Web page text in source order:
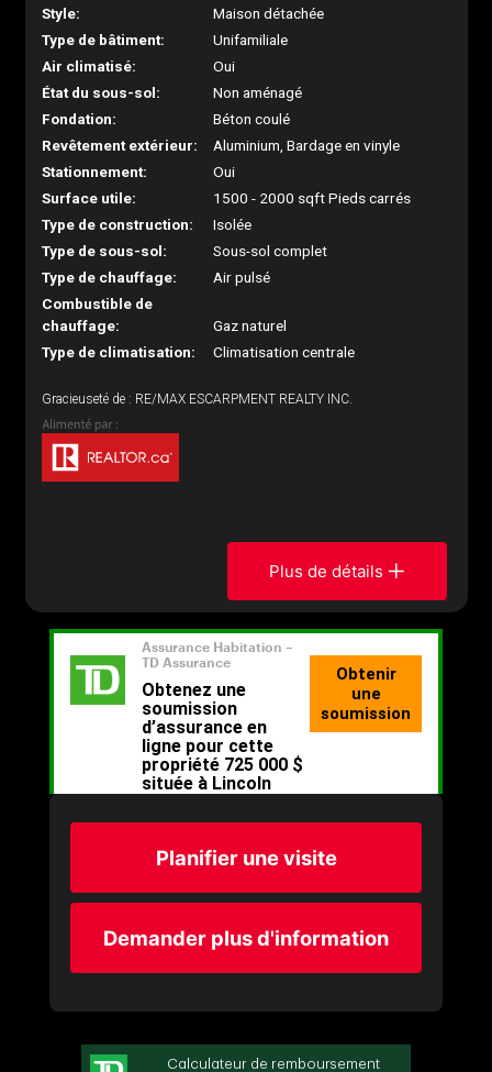
Style:
Maison détachée
Type de bâtiment:
Unifamiliale
Air climatisé:
Oui
État du sous-sol:
Non aménagé
Fondation:
Béton coulé
Revêtement extérieur:
Aluminium, Bardage en vinyle
Stationnement:
Oui
Surface utile:
1500 - 2000 sqft Pieds carrés
Type de construction:
Isolée
Type de sous-sol:
Sous-sol complet
Type de chauffage:
Air pulsé
Combustible de
chauffage:
Gaz naturel
Type de climatisation:
Climatisation centrale
Gracieuseté de : RE/MAX ESCARPMENT REALTY INC.
Plus de détails
Planifier une visite
Demander plus d'information